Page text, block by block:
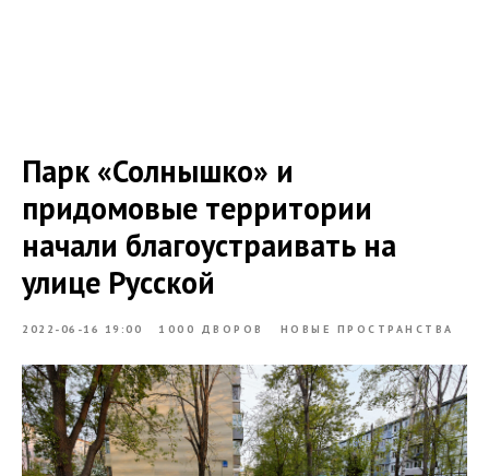
Парк «Солнышко» и
придомовые территории
начали благоустраивать на
улице Русской
2022-06-16 19:00 1000 ДВОРОВ НОВЫЕ ПРОСТРАНСТВА